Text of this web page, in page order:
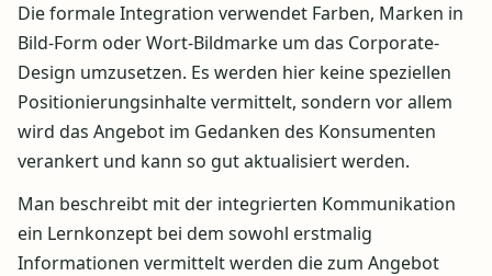
Die formale Integration verwendet Farben, Marken in
Bild-Form oder Wort-Bildmarke um das Corporate-
Design umzusetzen. Es werden hier keine speziellen
Positionierungsinhalte vermittelt, sondern vor allem
wird das Angebot im Gedanken des Konsumenten
verankert und kann so gut aktualisiert werden.
Man beschreibt mit der integrierten Kommunikation
ein Lernkonzept bei dem sowohl erstmalig
Informationen vermittelt werden die zum Angebot